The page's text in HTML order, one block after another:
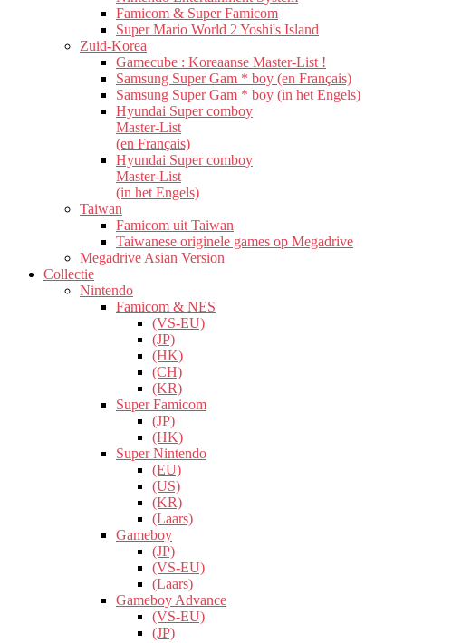
Famicom & Super Famicom
Super Mario World 2 Yoshi's Island
Zuid-Korea
Gamecube : Koreaanse Master-List !
Samsung Super Gam * boy (en Français)
Samsung Super Gam * boy (in het Engels)
Hyundai Super comboy
Master-List
(en Français)
Hyundai Super comboy
Master-List
(in het Engels)
Taiwan
Famicom uit Taiwan
Taiwanese originele games op Megadrive
Megadrive Asian Version
Collectie
Nintendo
Famicom & NES
(VS-EU)
(JP)
(HK)
(CH)
(KR)
Super Famicom
(JP)
(HK)
Super Nintendo
(EU)
(US)
(KR)
(Laars)
Gameboy
(JP)
(VS-EU)
(Laars)
Gameboy Advance
(VS-EU)
(JP)